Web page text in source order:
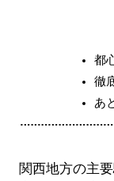
都
徹
あ
関西地方の主